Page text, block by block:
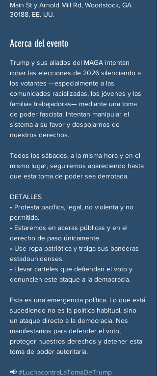
Main St y Arnold Mill Rd, Woodstock, GA
30188, EE. UU.
Acerca del evento
Trump y sus aliados del MAGA intentan
robar las elecciones de 2026 silenciando a
los votantes —especialmente a las
comunidades racializadas, los jóvenes y las
familias trabajadoras— mediante una toma
de poder fascista. Intentan manipular el
sistema a su favor y despojarnos de
nuestros derechos.
Todos los sábados, a la misma hora y en el
mismo lugar, seguiremos apareciendo hasta
que esta toma de poder sea derrotada.
DETALLES
• Protesta pacífica, legal, no violenta y no
permitida.
• Estaremos en aceras públicas y en el
derecho de paso únicamente.
• Use ropa patriótica y traiga sus banderas
estadounidenses.
• Llevar carteles que defiendan el voto y
denuncien este ataque a la democracia.
Esta es una emergencia política. Lo que está
sucediendo no es la política habitual, sino
un ataque directo a la democracia. Nos
manifestamos para defender el voto,
proteger nuestros derechos y detener esta
toma de poder autoritaria.
📢 #LuchacontraLaTomaDeTrump